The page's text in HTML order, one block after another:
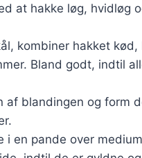
at hakke løg, hvidløg
kombiner hakket kød,
Bland godt, indtil
blandingen og form
en pande over